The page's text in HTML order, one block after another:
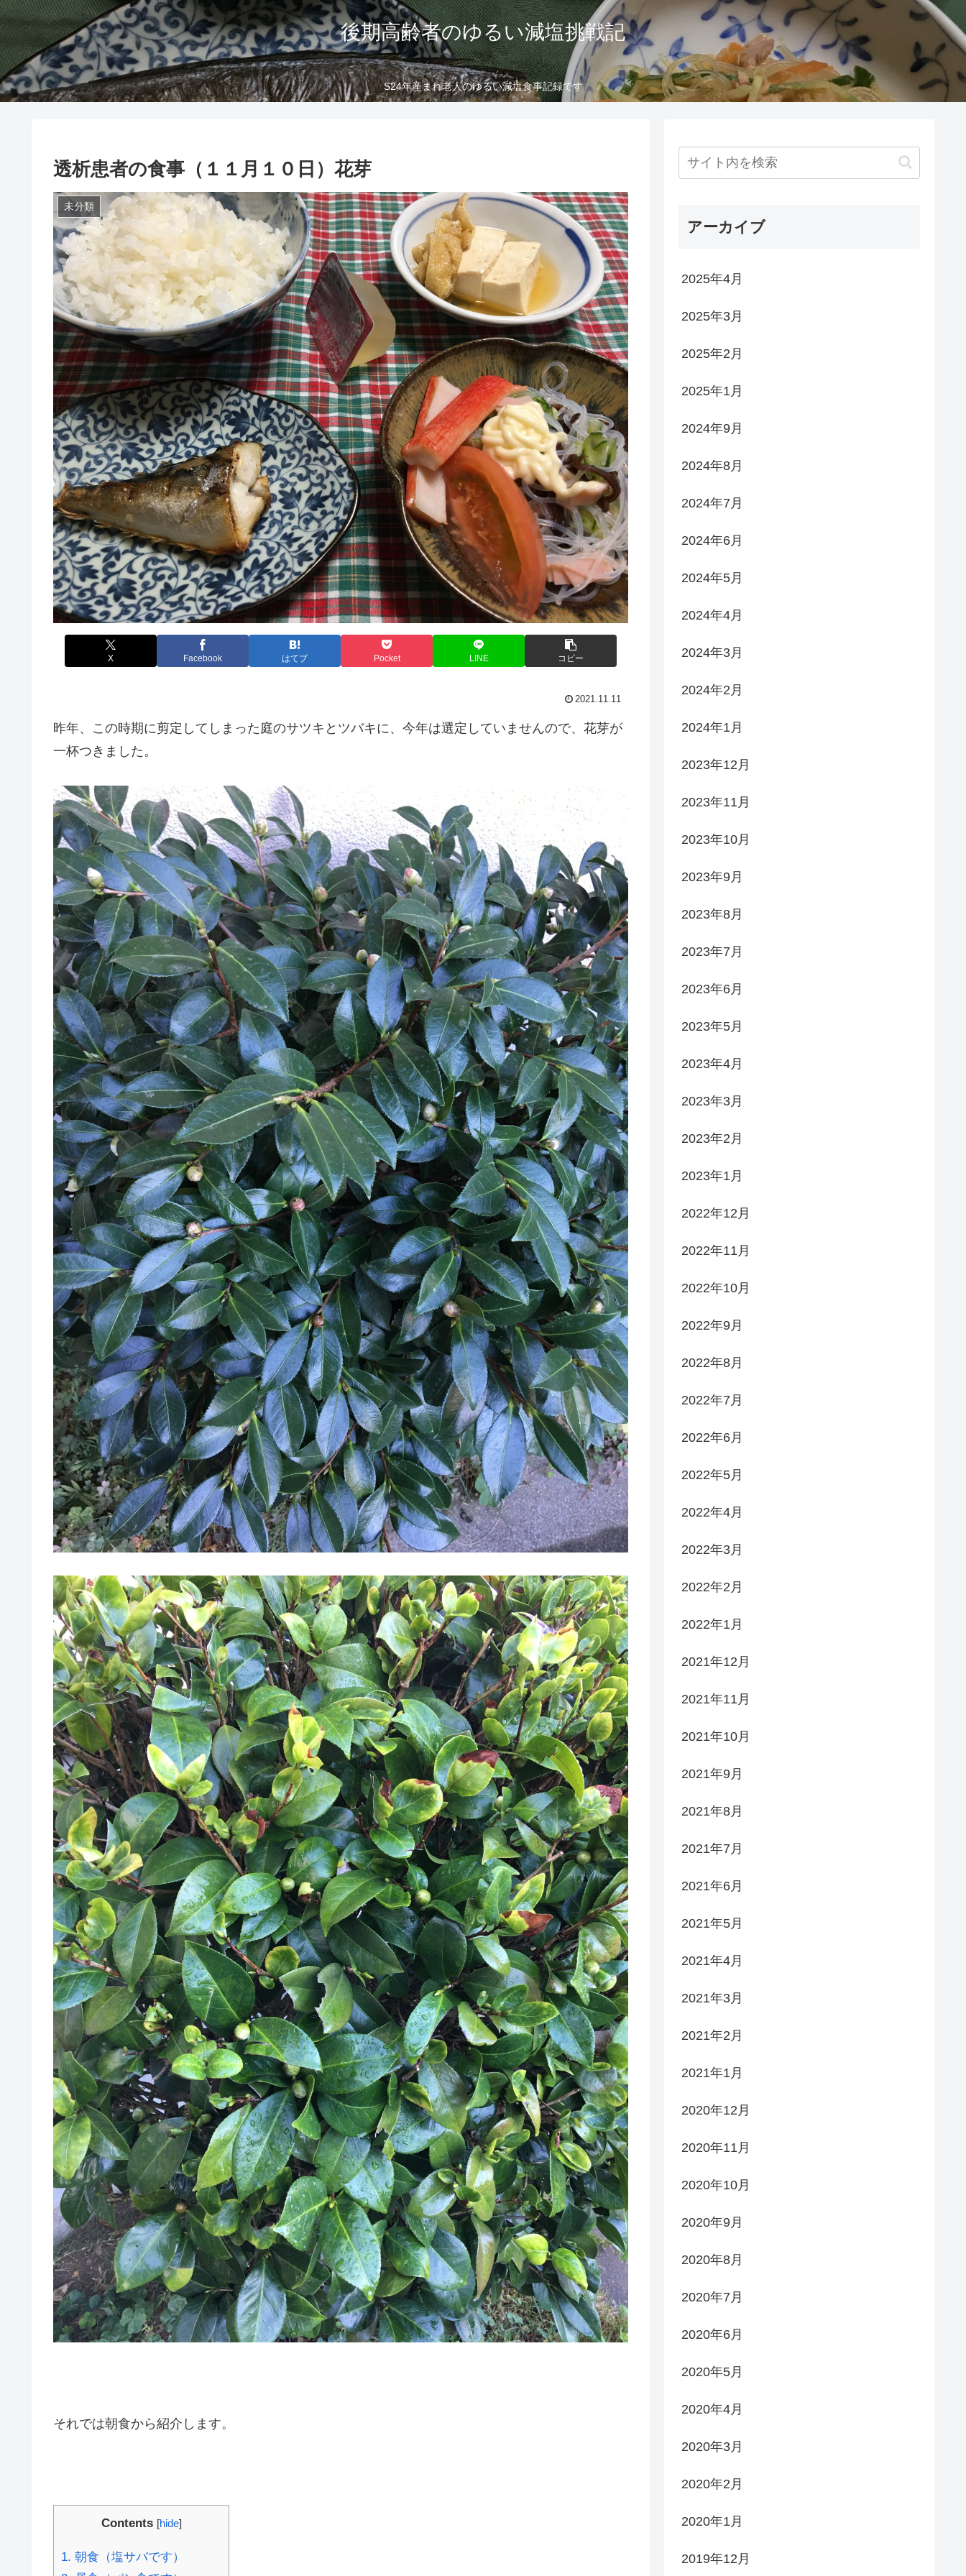
後期高齢者のゆるい減塩挑戦記
S24年産まれ老人のゆるい減塩食事記録です
透析患者の食事（１１月１０日）花芽
未分類
X Facebook はてブ Pocket LINE コピー
2021.11.11
昨年、この時期に剪定してしまった庭のサツキとツバキに、今年は選定していませんので、花芽が
一杯つきました。
それでは朝食から紹介します。
Contents [hide]
1. 朝食（塩サバです）
アーカイブ
2025年4月
2025年3月
2025年2月
2025年1月
2024年9月
2024年8月
2024年7月
2024年6月
2024年5月
2024年4月
2024年3月
2024年2月
2024年1月
2023年12月
2023年11月
2023年10月
2023年9月
2023年8月
2023年7月
2023年6月
2023年5月
2023年4月
2023年3月
2023年2月
2023年1月
2022年12月
2022年11月
2022年10月
2022年9月
2022年8月
2022年7月
2022年6月
2022年5月
2022年4月
2022年3月
2022年2月
2022年1月
2021年12月
2021年11月
2021年10月
2021年9月
2021年8月
2021年7月
2021年6月
2021年5月
2021年4月
2021年3月
2021年2月
2021年1月
2020年12月
2020年11月
2020年10月
2020年9月
2020年8月
2020年7月
2020年6月
2020年5月
2020年4月
2020年3月
2020年2月
2020年1月
2019年12月